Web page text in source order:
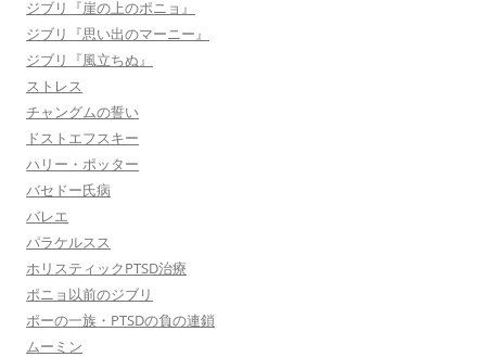
ジブリ『崖の上のポニョ』
ジブリ『思い出のマーニー』
ジブリ『風立ちぬ』
ストレス
チャングムの誓い
ドストエフスキー
ハリー・ポッター
バセドー氏病
バレエ
パラケルスス
ホリスティックPTSD治療
ポニョ以前のジブリ
ポーの一族・PTSDの負の連鎖
ムーミン